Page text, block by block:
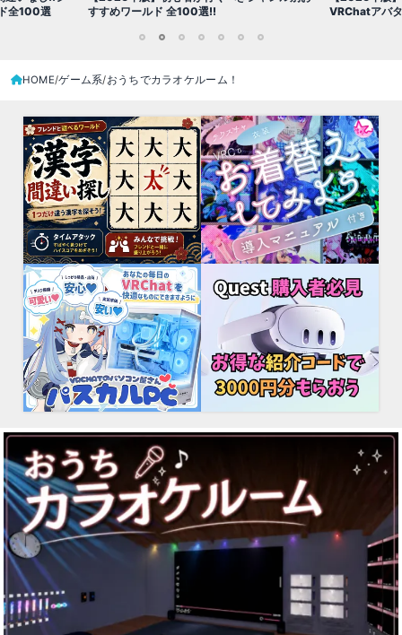
VRChatアバター（アバターワールド紹介）
世界を味わえ
HOME ゲーム系 おうちでカラオケルーム！